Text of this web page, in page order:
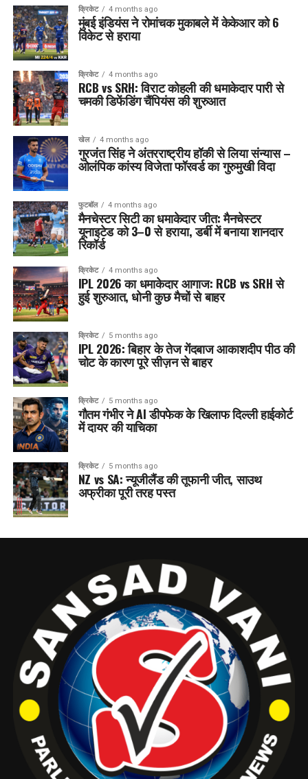
क्रिकेट 4 months ago
मुंबई इंडियंस ने रोमांचक मुकाबले में केकेआर को 6
विकेट से हराया
क्रिकेट 4 months ago
RCB vs SRH: विराट कोहली की धमाकेदार पारी से
चमकी डिफेंडिंग चैंपियंस की शुरुआत
खेल 4 months ago
गुरजंत सिंह ने अंतरराष्ट्रीय हॉकी से लिया संन्यास –
ओलंपिक कांस्य विजेता फॉरवर्ड का गुरुमुखी विदा
फुटबॉल 4 months ago
मैनचेस्टर सिटी का धमाकेदार जीत: मैनचेस्टर
यूनाइटेड को 3–0 से हराया, डर्बी में बनाया शानदार
रिकॉर्ड
क्रिकेट 4 months ago
IPL 2026 का धमाकेदार आगाज: RCB vs SRH से
हुई शुरुआत, धोनी कुछ मैचों से बाहर
क्रिकेट 5 months ago
IPL 2026: बिहार के तेज गेंदबाज आकाशदीप पीठ की
चोट के कारण पूरे सीज़न से बाहर
क्रिकेट 5 months ago
गौतम गंभीर ने AI डीपफेक के खिलाफ दिल्ली हाईकोर्ट
में दायर की याचिका
क्रिकेट 5 months ago
NZ vs SA: न्यूजीलैंड की तूफानी जीत, साउथ
अफ्रीका पूरी तरह पस्त